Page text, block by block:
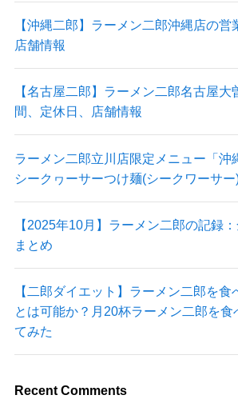
【沖縄二郎】ラーメン二郎沖縄店の営
店舗情報
【名古屋二郎】ラーメン二郎名古屋大
間、定休日、店舗情報
ラーメン二郎立川店限定メニュー「沖
シークヮーサーつけ麺(シークワーサー
【2025年10月】ラーメン二郎の記録
まとめ
【二郎ダイエット】ラーメン二郎を食
とは可能か？月20杯ラーメン二郎を食
てみた
Recent Comments